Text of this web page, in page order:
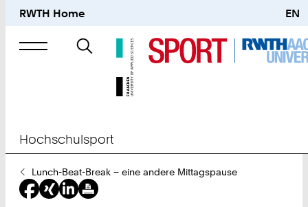
RWTH Home EN
Suche
nach
Hochschulsport
Sie
sind
hier:
Lunch-Beat-Break – eine andere Mittagspause